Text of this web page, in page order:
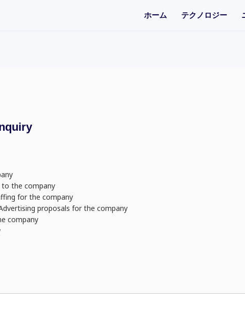
ホーム テクノロジー
to the company
for the company
proposals for the company
company